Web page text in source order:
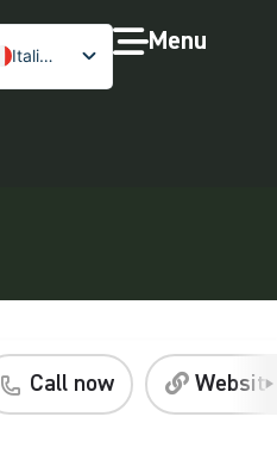
Italiano
Menu
Call now Website